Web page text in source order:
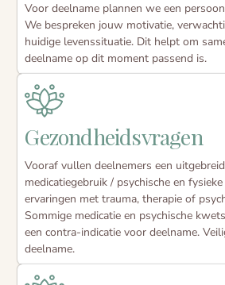
Voor deelname plannen we een
We bespreken jouw motivatie,
huidige levenssituatie. Dit helpt om
deelname op dit moment passend is.
Gezondheidsvragen
Vooraf vullen deelnemers een
medicatiegebruik / psychische en
ervaringen met trauma, therapie of
Sommige medicatie en psychische
een contra-indicatie voor deelname.
deelname.